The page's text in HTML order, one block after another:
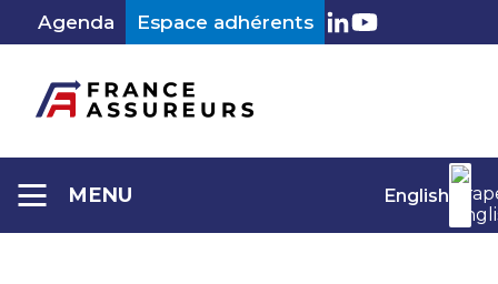
contenu
Agenda Espace adhérents LinkedIn
Youtube
MENU English